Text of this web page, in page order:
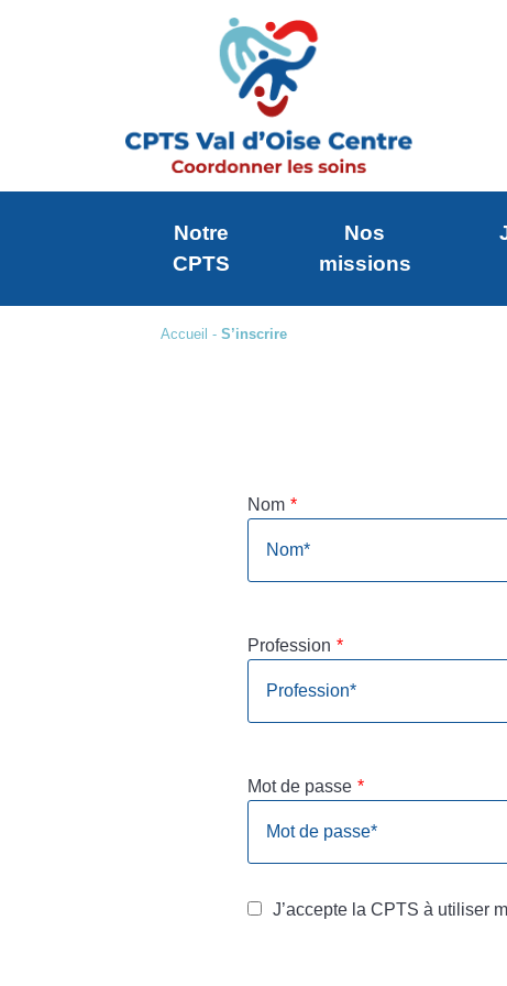
Notre
CPTS
Nos
missions
Accueil - S’inscrire
Nom *
Profession *
Mot de passe *
J’accepte la CPTS à utiliser